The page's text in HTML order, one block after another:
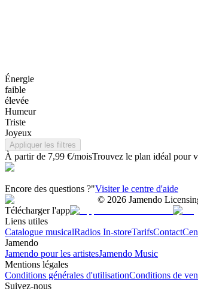
Énergie
faible
élevée
Humeur
Triste
Joyeux
Appliquer les filtres
À partir de 7,99 €/moisTrouvez le plan idéal pour
Encore des questions ?"Visiter le centre d'aide
© 2026 Jamendo
Télécharger l'app
Liens utiles
Catalogue musicalRadios In-storeTarifsContact
Jamendo
Jamendo pour les artistesJamendo Music
Mentions légales
Conditions générales d'utilisationConditions de
Suivez-nous